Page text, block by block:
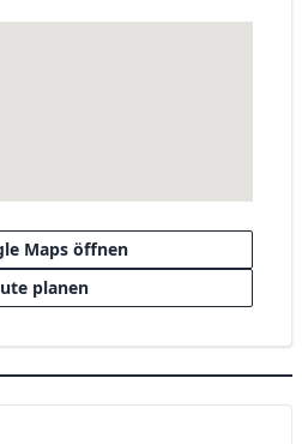
Maps öffnen
planen